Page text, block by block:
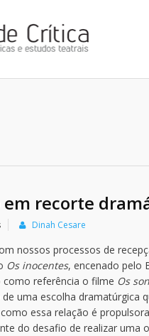
em recorte
Dinah Cesare
nossos processos de
Os inocentes, encenado pelo
como referência o filme Os
uma escolha dramatúrgica
essa relação é
do desafio de realizar